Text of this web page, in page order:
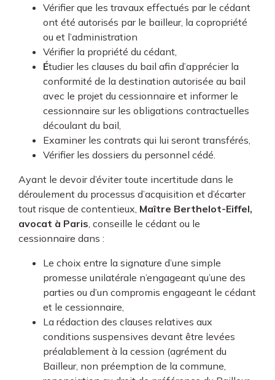
Vérifier que les travaux effectués par le cédant
ont été autorisés par le bailleur, la copropriété
ou et l’administration
Vérifier la propriété du cédant,
Étudier les clauses du bail afin d’apprécier la
conformité de la destination autorisée au bail
avec le projet du cessionnaire et informer le
cessionnaire sur les obligations contractuelles
découlant du bail,
Examiner les contrats qui lui seront transférés,
Vérifier les dossiers du personnel cédé.
Ayant le devoir d’éviter toute incertitude dans le
déroulement du processus d’acquisition et d’écarter
tout risque de contentieux, Maître Berthelot-Eiffel,
avocat à Paris , conseille le cédant ou le
cessionnaire dans :
Le choix entre la signature d’une simple
promesse unilatérale n’engageant qu’une des
parties ou d’un compromis engageant le cédant
et le cessionnaire,
La rédaction des clauses relatives aux
conditions suspensives devant être levées
préalablement à la cession (agrément du
Bailleur, non préemption de la commune,